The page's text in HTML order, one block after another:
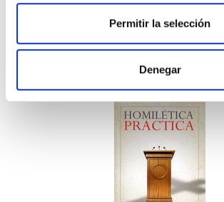
Permitir la selección
Denegar
9,39€
Comprar